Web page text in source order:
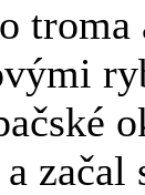
začal